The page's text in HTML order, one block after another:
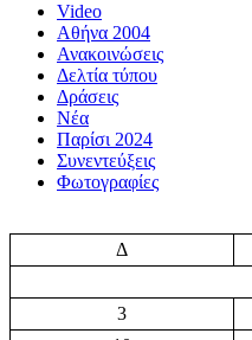
Video
Αθήνα 2004
Ανακοινώσεις
Δελτία τύπου
Δράσεις
Νέα
Παρίσι 2024
Συνεντεύξεις
Φωτογραφίες
Δ
3